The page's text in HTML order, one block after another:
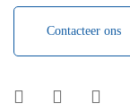
Contacteer ons